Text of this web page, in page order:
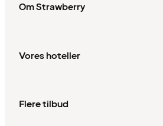
Om Strawberry
Vores hoteller
Flere tilbud